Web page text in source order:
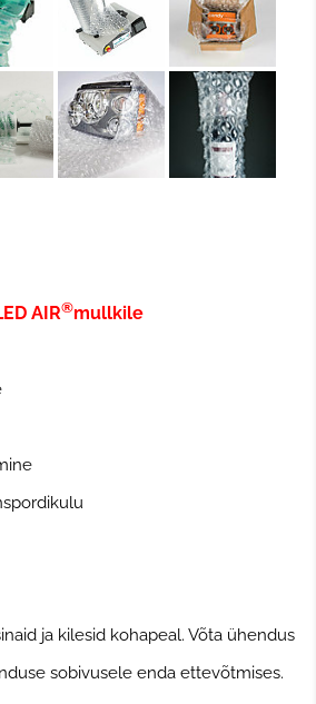
AIR®mullkile
ja kilesid kohapeal. Võta ühendus
sobivusele enda ettevõtmises.